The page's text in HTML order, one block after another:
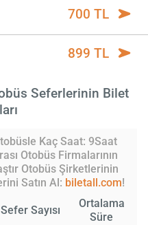
700 TL
899 TL
Seferlerinin Bilet
Kaç Saat: 9Saat
Otobüs Firmalarının
Otobüs Şirketlerinin
Satın Al: biletall.com!
Sefer Sayısı
Ortalama
Süre